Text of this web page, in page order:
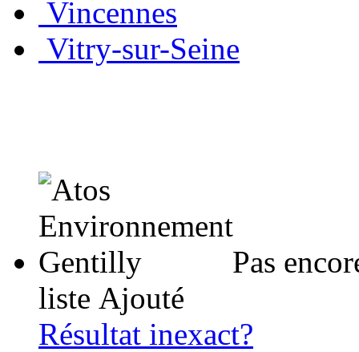
Vincennes
Vitry-sur-Seine
Pas
liste Ajouté
Résultat inexact?